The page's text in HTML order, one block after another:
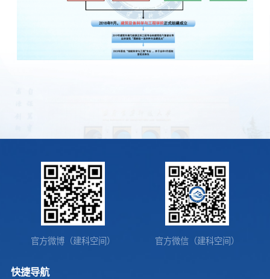
官方微博（建科空间） 官方微信（建科空间）
快捷导航